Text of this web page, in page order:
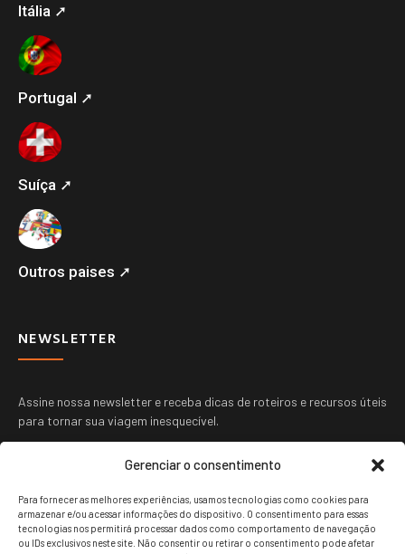
Gerenciar o consentimento
Para fornecer as melhores experiências, usamos tecnologias como cookies para
armazenar e/ou acessar informações do dispositivo. O consentimento para essas
tecnologias nos permitirá processar dados como comportamento de navegação
ou IDs exclusivos neste site. Não consentir ou retirar o consentimento pode afetar
Itália ➚
Portugal ➚
Suíça ➚
Outros paises ➚
NEWSLETTER
Assine nossa newsletter e receba dicas de roteiros e recursos úteis
para tornar sua viagem inesquecível.